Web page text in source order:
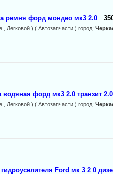
ремня форд мондео мк3 2.0
, Легковой ) ( Автозапчасти ) город:
водяная форд мк3 2.0 транзит 2.0
, Легковой ) ( Автозапчасти ) город:
гидроуселителя Ford мк 3 2 0